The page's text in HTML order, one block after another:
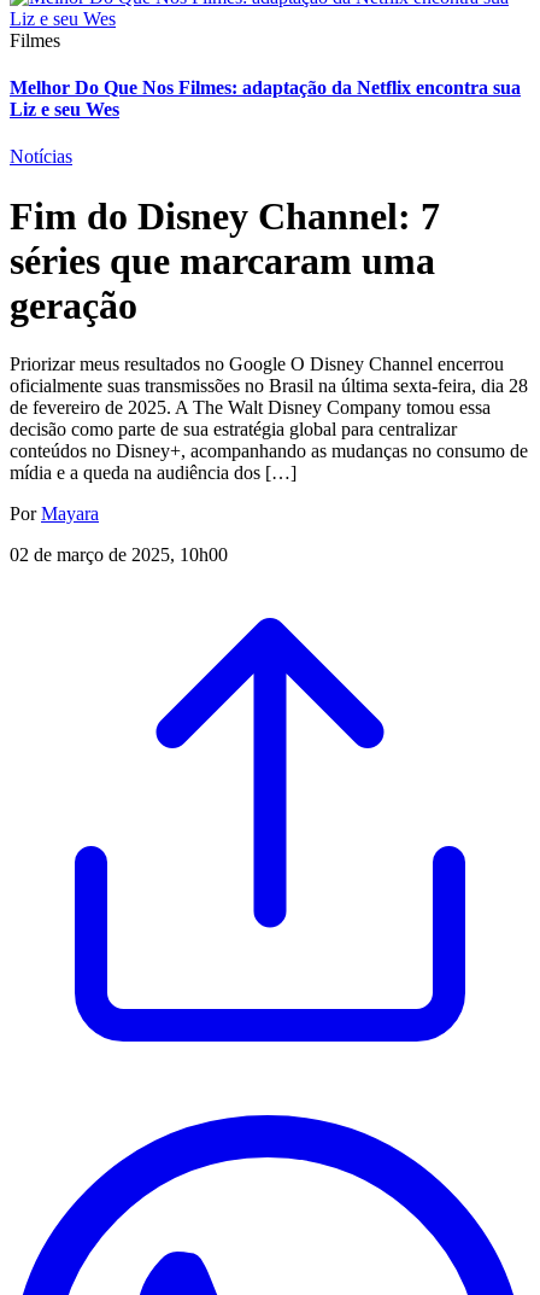
Filmes
Melhor Do Que Nos Filmes: adaptação da Netflix encontra sua
Liz e seu Wes
Notícias
Fim do Disney Channel: 7
séries que marcaram uma
geração
Priorizar meus resultados no Google O Disney Channel encerrou
oficialmente suas transmissões no Brasil na última sexta-feira, dia 28
de fevereiro de 2025. A The Walt Disney Company tomou essa
decisão como parte de sua estratégia global para centralizar
conteúdos no Disney+, acompanhando as mudanças no consumo de
mídia e a queda na audiência dos […]
PorMayara
02 de março de 2025, 10h00